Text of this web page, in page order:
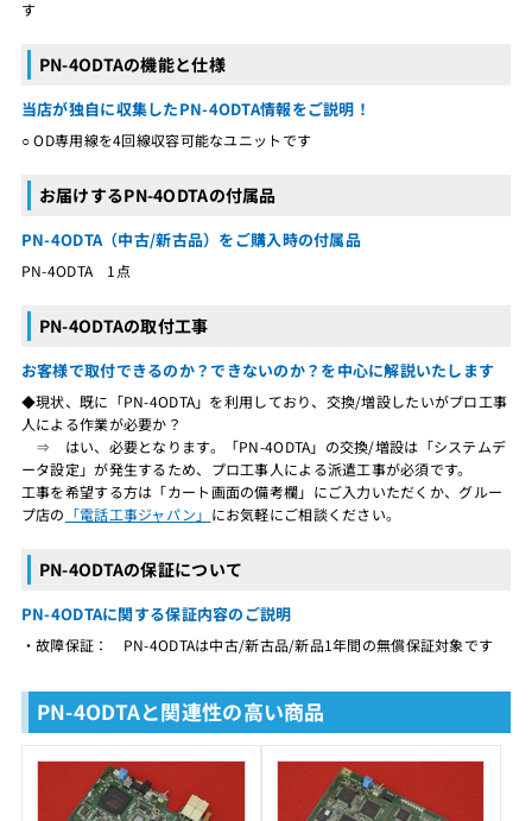
す
PN-4ODTAの機能と仕様
当店が独自に収集したPN-4ODTA情報をご説明！
○ OD専用線を4回線収容可能なユニットです
お届けするPN-4ODTAの付属品
PN-4ODTA（中古/新古品）をご購入時の付属品
PN-4ODTA 1点
PN-4ODTAの取付工事
お客様で取付できるのか？できないのか？を中心に解説いたします
◆現状、既に「PN-4ODTA」を利用しており、交換/増設したいがプロ工事
人による作業が必要か？
⇒ はい、必要となります。「PN-4ODTA」の交換/増設は「システムデ
ータ設定」が発生するため、プロ工事人による派遣工事が必須です。
工事を希望する方は「カート画面の備考欄」にご入力いただくか、グルー
プ店の 「電話工事ジャパン」 にお気軽にご相談ください。
PN-4ODTAの保証について
PN-4ODTAに関する保証内容のご説明
・故障保証： PN-4ODTAは中古/新古品/新品1年間の無償保証対象です
PN-4ODTAと関連性の高い商品